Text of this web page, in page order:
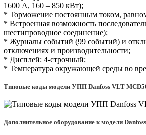
1600 А, 160 – 850 кВт);
* Торможение постоянным током,
* Встроенная возможность
шестипроводное соединение);
* Журналы событий (99 событий) и
отключениях и производительности;
* Дисплей: 4-строчный;
* Температура окружающей среды во
Типовые коды модели УПП Danfoss VLT
Дополнительное оборудование к модели